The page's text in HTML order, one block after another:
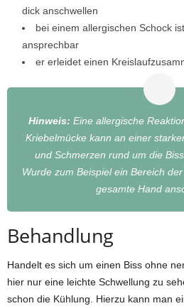
dick anschwellen
bei einem allergischen Schock
ansprechbar
er erleidet einen
Hinweis: Eine allergische
Kriebelmücke kann an einer
und Schmerzen rund um die
Wurde zum Beispiel ein Bereich
gesamte Hand
Behandlung
Handelt es sich um einen Biss ohne
hier nur eine leichte Schwellung zu
schon die Kühlung. Hierzu kann man